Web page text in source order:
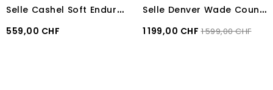
S
elle Cashel Soft Endurance G2 Brown
559,00 CHF
S
elle Denver Wade Country
1 199,00 CHF 1 599,00 CHF